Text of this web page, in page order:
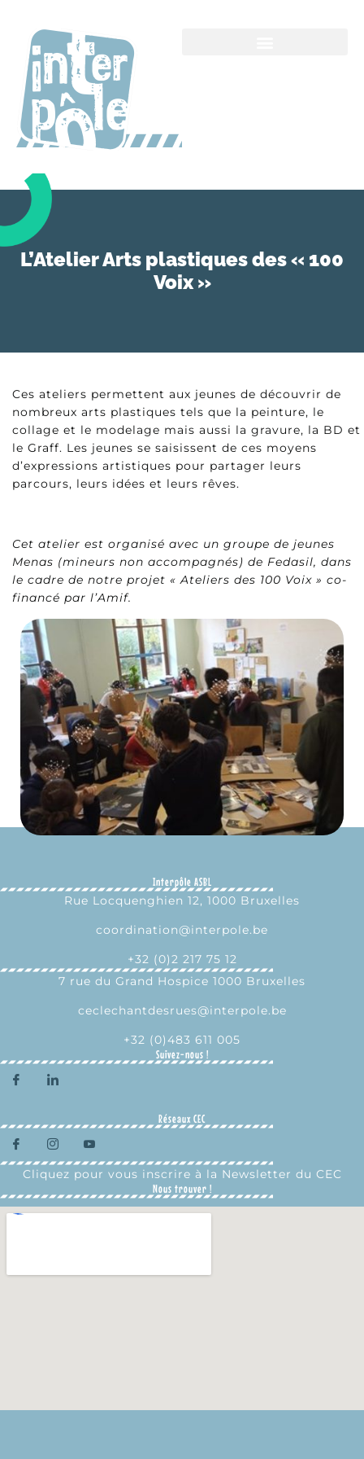
L’Atelier Arts plastiques des « 100
Voix »
Ces ateliers permettent aux jeunes de découvrir de
nombreux arts plastiques tels que la peinture, le
collage et le modelage mais aussi la gravure, la BD et
le Graff. Les jeunes se saisissent de ces moyens
d’expressions artistiques pour partager leurs
parcours, leurs idées et leurs rêves.
Cet atelier est organisé avec un groupe de jeunes
Menas (mineurs non accompagnés) de Fedasil, dans
le cadre de notre projet « Ateliers des 100 Voix » co-
financé par l’Amif.
Interpôle ASBL
Rue Locquenghien 12, 1000 Bruxelles
coordination@interpole.be
+32 (0)2 217 75 12
7 rue du Grand Hospice 1000 Bruxelles
ceclechantdesrues@interpole.be
+32 (0)483 611 005
Suivez-nous !
Réseaux CEC
Cliquez pour vous inscrire à la Newsletter du CEC
Nous trouver !